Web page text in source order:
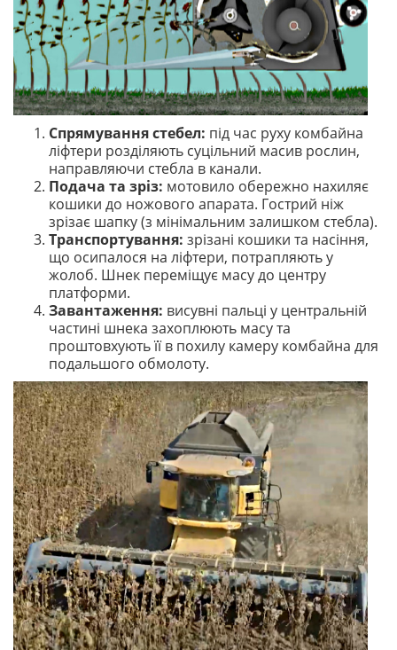
Спрямування стебел: під час руху комбайна
ліфтери розділяють суцільний масив рослин,
направляючи стебла в канали.
Подача та зріз: мотовило обережно нахиляє
кошики до ножового апарата. Гострий ніж
зрізає шапку (з мінімальним залишком стебла).
Транспортування: зрізані кошики та насіння,
що осипалося на ліфтери, потрапляють у
жолоб. Шнек переміщує масу до центру
платформи.
Завантаження: висувні пальці у центральній
частині шнека захоплюють масу та
проштовхують її в похилу камеру комбайна для
подальшого обмолоту.